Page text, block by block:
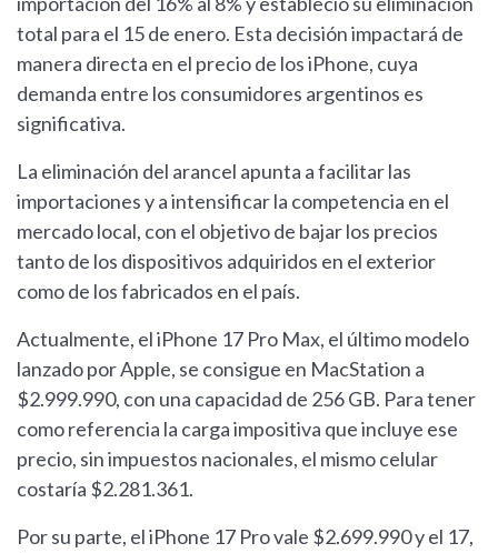
total para el 15 de enero. Esta decisión impactará de
manera directa en el precio de los iPhone, cuya
demanda entre los consumidores argentinos es
significativa.
La eliminación del arancel apunta a facilitar las
importaciones y a intensificar la competencia en el
mercado local, con el objetivo de bajar los precios
tanto de los dispositivos adquiridos en el exterior
como de los fabricados en el país.
Actualmente, el iPhone 17 Pro Max, el último modelo
lanzado por Apple, se consigue en MacStation a
$2.999.990, con una capacidad de 256 GB. Para tener
como referencia la carga impositiva que incluye ese
precio, sin impuestos nacionales, el mismo celular
costaría $2.281.361.
Por su parte, el iPhone 17 Pro vale $2.699.990 y el 17,